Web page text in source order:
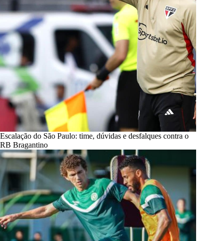
Escalação do São Paulo: time, dúvidas e desfalques contra o
RB Bragantino